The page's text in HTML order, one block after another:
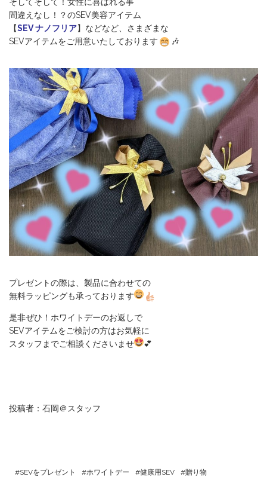
間違えなし！？のSEV美容アイテム
【SEV ナノフリア】などなど、さまざまな
SEVアイテムをご用意いたしております
🎶
プレゼントの際は、製品に合わせての
無料ラッピングも承っております
是非ぜひ！ホワイトデーのお返しで
SEVアイテムをご検討の方はお気軽に
スタッフまでご相談くださいませ
💕
投稿者：石岡＠スタッフ
SEVをプレゼント ホワイトデー 健康用SEV 贈り物